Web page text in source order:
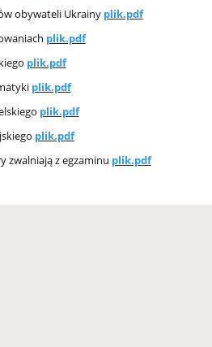
obywateli Ukrainy plik.pdf
plik.pdf
plik.pdf
plik.pdf
plik.pdf
plik.pdf
zwalniają z egzaminu plik.pdf